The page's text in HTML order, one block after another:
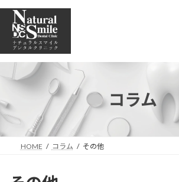
ツ
へ
ッ
プ
シ
ョ
移
動
コラム
HOME コラム その他